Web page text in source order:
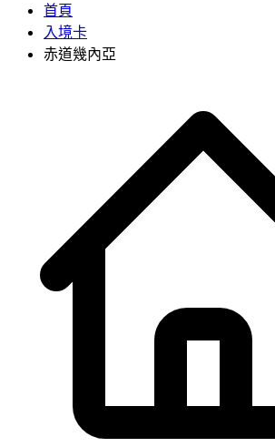
首頁
入境卡
赤道幾內亞